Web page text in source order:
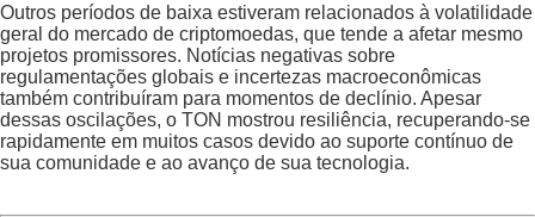
Outros períodos de baixa estiveram relacionados à volatilidade
geral do mercado de criptomoedas, que tende a afetar mesmo
projetos promissores. Notícias negativas sobre
regulamentações globais e incertezas macroeconômicas
também contribuíram para momentos de declínio. Apesar
dessas oscilações, o TON mostrou resiliência, recuperando-se
rapidamente em muitos casos devido ao suporte contínuo de
sua comunidade e ao avanço de sua tecnologia.